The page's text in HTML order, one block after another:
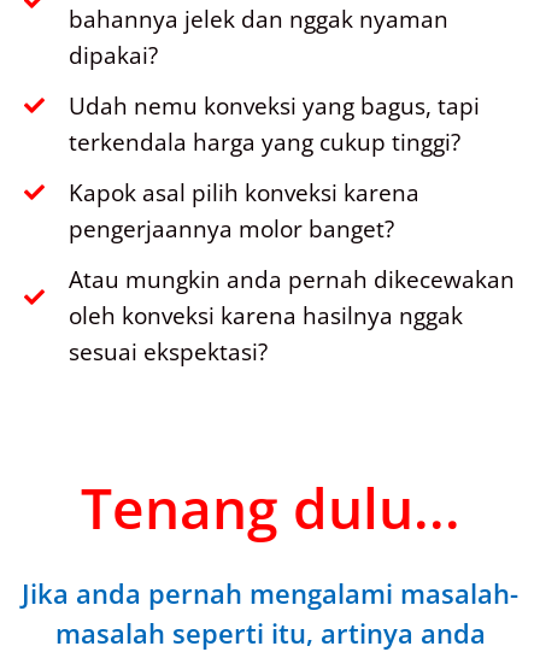
bahannya jelek dan nggak nyaman
dipakai?
Udah nemu konveksi yang bagus, tapi
terkendala harga yang cukup tinggi?
Kapok asal pilih konveksi karena
pengerjaannya molor banget?
Atau mungkin anda pernah dikecewakan
oleh konveksi karena hasilnya nggak
sesuai ekspektasi?
Tenang dulu...
Jika anda pernah mengalami masalah-
masalah seperti itu, artinya anda